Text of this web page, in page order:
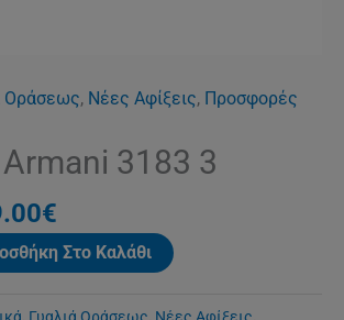
Οράσεως, Νέες Αφίξεις, Προσφορές
3183 3
€
Στο Καλάθι